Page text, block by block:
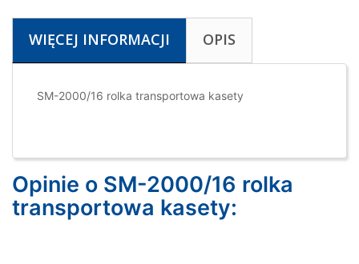
WIĘCEJ INFORMACJI OPIS
SM-2000/16 rolka transportowa kasety
Opinie o SM-2000/16 rolka
transportowa kasety: